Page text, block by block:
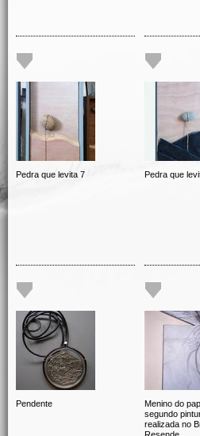
Pedra que levita 7 Pedra que
Pendente
Menino do
segundo
realizada no